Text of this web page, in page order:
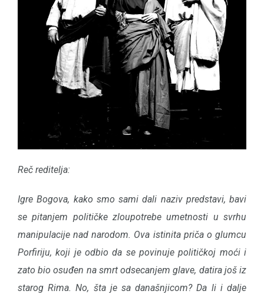
Reč reditelja:
Igre Bogova, kako smo sami dali naziv predstavi, bavi
se pitanjem političke zloupotrebe umetnosti u svrhu
manipulacije nad narodom. Ova istinita priča o glumcu
Porfiriju, koji je odbio da se povinuje političkoj moći i
zato bio osuđen na smrt odsecanjem glave, datira još iz
starog Rima. No, šta je sa današnjicom? Da li i dalje